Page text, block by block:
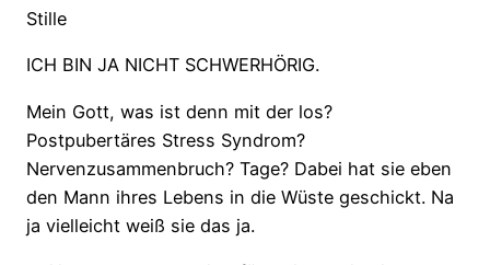
Stille
ICH BIN JA NICHT SCHWERHÖRIG.
Mein Gott, was ist denn mit der los?
Postpubertäres Stress Syndrom?
Nervenzusammenbruch? Tage? Dabei hat sie eben
den Mann ihres Lebens in die Wüste geschickt. Na
ja vielleicht weiß sie das ja.